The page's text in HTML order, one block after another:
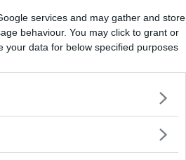
services and may gather and store
behaviour. You may click to grant or
your data for below specified purposes
Vill du bli
medlem?